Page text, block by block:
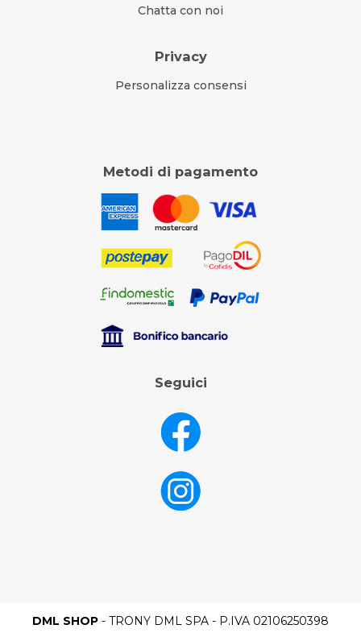
Chatta con noi
Privacy
Personalizza consensi
Metodi di pagamento
Seguici
DML SHOP - TRONY DML SPA - P.IVA 02106250398